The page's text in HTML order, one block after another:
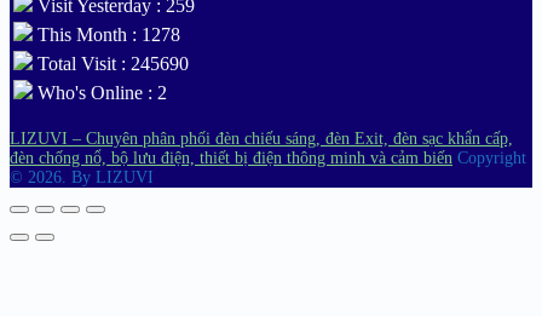
Visit Yesterday : 259
This Month : 1278
Total Visit : 245690
Who's Online : 2
LIZUVI – Chuyên phân phối đèn chiếu sáng, đèn Exit, đèn sạc khẩn cấp,
đèn chống nổ, bộ lưu điện, thiết bị điện thông minh và cảm biến Copyright
© 2026. By LIZUVI